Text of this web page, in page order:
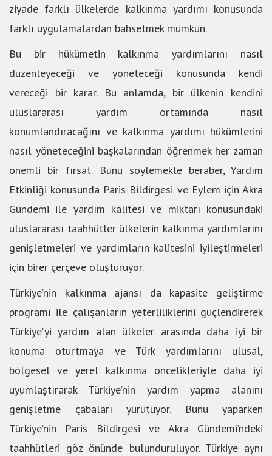
ziyade farklı ülkelerde kalkınma yardımı konusunda
farklı uygulamalardan bahsetmek mümkün.
Bu bir hükümetin kalkınma yardımlarını nasıl
düzenleyeceği ve yöneteceği konusunda kendi
vereceği bir karar. Bu anlamda, bir ülkenin kendini
uluslararası yardım ortamında nasıl
konumlandıracağını ve kalkınma yardımı hükümlerini
nasıl yöneteceğini başkalarından öğrenmek her zaman
önemli bir fırsat. Bunu söylemekle beraber, Yardım
Etkinliği konusunda Paris Bildirgesi ve Eylem için Akra
Gündemi ile yardım kalitesi ve miktarı konusundaki
uluslararası taahhütler ülkelerin kalkınma yardımlarını
genişletmeleri ve yardımların kalitesini iyileştirmeleri
için birer çerçeve oluşturuyor.
Türkiye’nin kalkınma ajansı da kapasite geliştirme
programı ile çalışanların yeterliliklerini güçlendirerek
Türkiye’yi yardım alan ülkeler arasında daha iyi bir
konuma oturtmaya ve Türk yardımlarını ulusal,
bölgesel ve yerel kalkınma öncelikleriyle daha iyi
uyumlaştırarak Türkiye’nin yardım yapma alanını
genişletme çabaları yürütüyor. Bunu yaparken
Türkiye’nin Paris Bildirgesi ve Akra Gündemi’ndeki
taahhütleri göz önünde bulunduruluyor. Türkiye aynı